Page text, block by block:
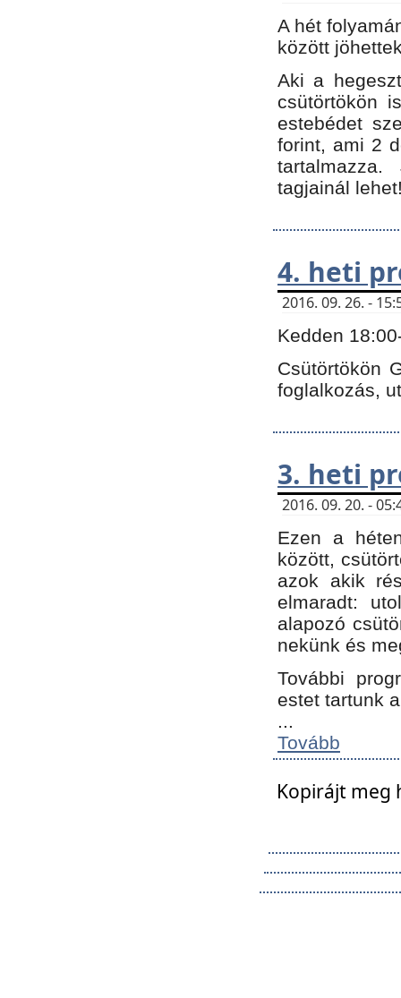
A hét
között
Aki a
csütörtökön
estebédet
forint, ami 2
tartalmazza.
tagjainál
4. heti
2016. 09. 26. -
Kedden
Csütörtökön
foglalkozás,
3. heti
2016. 09. 20. -
Ezen a
között,
azok akik
elmaradt:
alapozó
nekünk és
További
estet tartunk
...
Tovább
Kopirájt meg